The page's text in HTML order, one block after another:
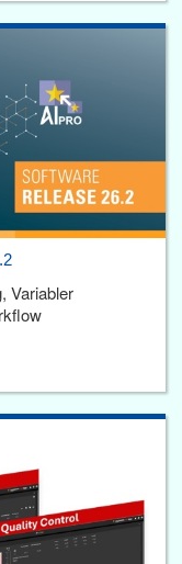
Variabler